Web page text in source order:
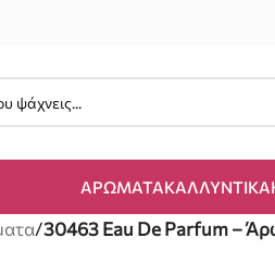
ΑΡΏΜΑΤΑΚΑΛΛΥΝΤΙΚΆ
/30463 Eau De Parfum –